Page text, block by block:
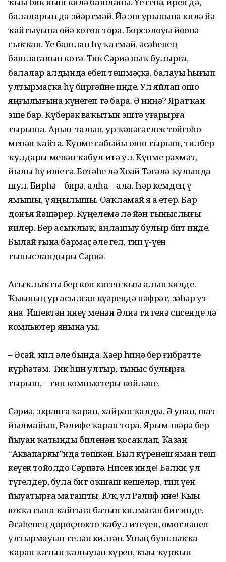
балаларын да эйәртмәй. Йә эш урынына килә йә
ҡайтыуына өйҙә көтөп тора. Борсолоуы йөҙөнә
сыҡҡан. Үҙе башлап һүҙ ҡатмай, әсәһенең
башлағанын көтә. Тик Сәриә ныҡ булырға,
балалар алдында ебеп төшмәҫкә, балауыҙ һығып
ултырмаҫҡа һүҙ биргәйне инде. Ул яйлап ошо
яңғыҙлығына күнегеп тә бара. Ә ниңә? Яратҡан
эше бар. Күберәк ваҡытын эштә уҙғарырға
тырыша. Арып-талып, ҙур ҡәнәғәтлек тойғоһо
менән ҡайта. Күпме сабыйҙы ошо тырыш, тилбер
ҡулдары менән ҡабул итә ул. Күпме рәхмәт,
йылы һүҙ ишетә. Бөтәһе лә Хоҙай Тәғәлә ҡулында
шул. Бирһә – бирә, алһа – ала. Һәр кемдең үҙ
яҙмышы, үҙ яңылышы. Оҙаҡламай яҙ ҙа етер. Бар
донъя йәшәрер. Күңелемә лә йән тыныслығы
килер. Бер асыҡлыҡ, аңлашыу булыр бит инде.
Былай ғына бармаҫ әле гел, тип үҙ-үҙен
тынысландырҙы Сәриә.
Асыҡлыҡты бер көн кисен ҡыҙы алып килде.
Ҡыҙының ҙур асылған күҙҙәрендә нәфрәт, зәһәр ут
яна. Ишектән инеү менән Әлиә тиҙ генә сисенде лә
компьютер янына уҙҙы.
– Әсәй, кил әле бында. Хәҙер һиңә бер ғибрәтте
күрһәтәм. Тик һин ултыр, тыныс булырға
тырыш, – тип компьютерҙы көйләне.
Сәриә, экранға ҡарап, хайран ҡалды. Ә унан, шат
йылмайып, Рәлифе ҡарап тора. Ярым-шәрә бер
йыуан ҡатынды биленән ҡосаҡлап, Ҡазан
“Аквапаркы”нда төшкән. Был күренеш яман төш
кеүек тойолдо Сәриәгә. Нисек инде! Бәлки, ул
түгелдер, була бит оҡшаш кешеләр, тип үҙен
йыуатырға маташты. Юҡ, ул Рәлиф ине! Ҡыҙы
юҡҡа ғына ҡайғыға батып килмәгән бит инде.
Әсәһенең дөрөҫлөктө ҡабул итеүен, өмөтләнеп
ултырмауын теләп килгән. Уның бушлыҡҡа
ҡарап ҡатып ҡалыуын күреп, ҡыҙы ҡурҡып